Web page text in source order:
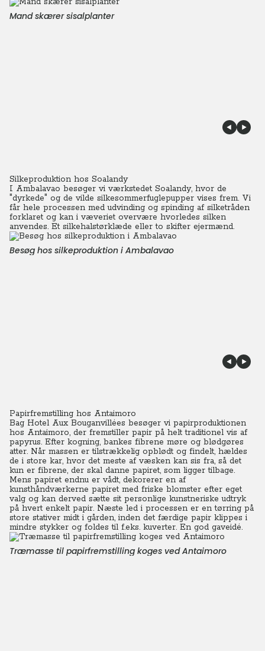
Mand skærer sisalplanter
Silkeproduktion hos Soalandy
I Ambalavao besøger vi værkstedet Soalandy, hvor de
"dyrkede" og de vilde silkesommerfuglepupper vises frem. Vi
får hele processen med udvinding og spinding af silketråden
forklaret og kan i væveriet overvære hvorledes silken
anvendes. Et silkehalstørklæde eller to skifter ejermænd.
Besøg hos silkeproduktion i Ambalavao
Papirfremstilling hos Antaimoro
Bag Hotel Aux Bouganvillées besøger vi papirproduktionen
hos Antaimoro, der fremstiller papir på helt traditionel vis af
papyrus. Efter kogning, bankes fibrene møre og blødgøres
atter. Når massen er tilstrækkelig opblødt og findelt, hældes
de i store kar, hvor det meste af væsken kan sis fra, så det
kun er fibrene, der skal danne papiret, som ligger tilbage.
Mens papiret endnu er vådt, dekorerer en af
kunsthåndværkerne papiret med friske blomster efter eget
valg og kan derved sætte sit personlige kunstneriske udtryk
på hvert enkelt papir. Næste led i processen er en tørring på
store stativer midt i gården, inden det færdige papir klippes i
mindre stykker og foldes til f.eks. kuverter. En god gaveidé.
Træmasse til papirfremstilling koges ved Antaimoro